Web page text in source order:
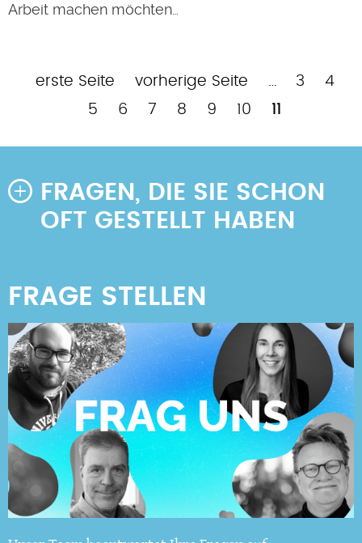
Arbeit machen möchten…
Seitennummerierung
Erste
erste Seite
Vorherige
Seite
vorherige Seite Page
3 4
5
Page
6 Page
7 Page
8 Page
9 Page
10
Aktuelle
11
FRAGEN, DIE SIE SCHON
OFT GESTELLT HABEN